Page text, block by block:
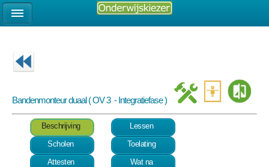
Bandenmonteur duaal ( OV 3 - Integratiefase )
Beschrijving
Lessen
Scholen
Toelating
Attesten
Wat na